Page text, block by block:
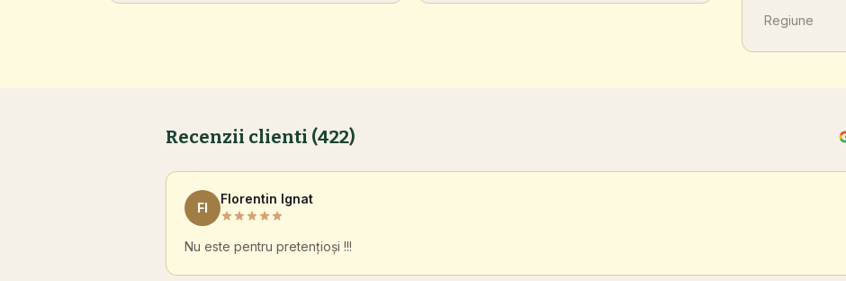
Regiune
Recenzii clienti (422)
FI
Florentin Ignat
Nu este pentru pretențioși !!!